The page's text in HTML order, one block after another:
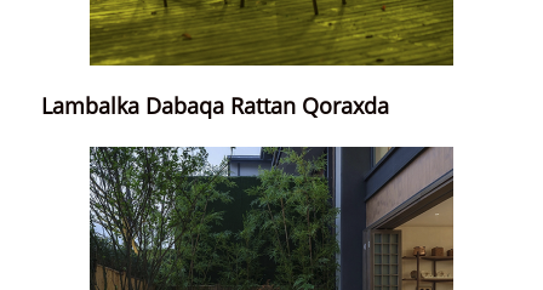
Lambalka Dabaqa Rattan Qoraxda